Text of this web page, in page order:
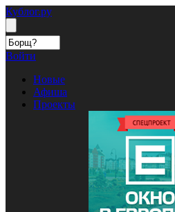
Кублог.ру
Войти
Новые
Афиша
Проекты